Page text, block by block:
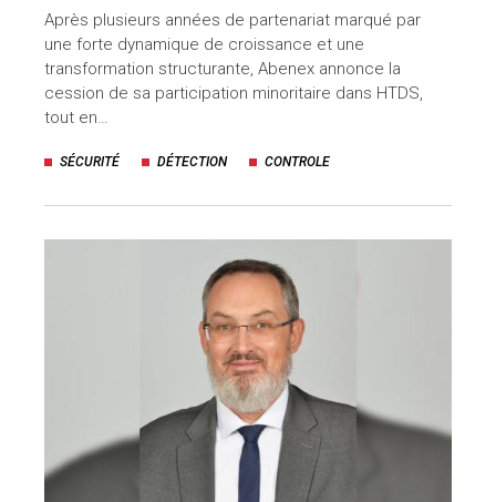
Après plusieurs années de partenariat marqué par
une forte dynamique de croissance et une
transformation structurante, Abenex annonce la
cession de sa participation minoritaire dans HTDS,
tout en…
SÉCURITÉ DÉTECTION CONTROLE